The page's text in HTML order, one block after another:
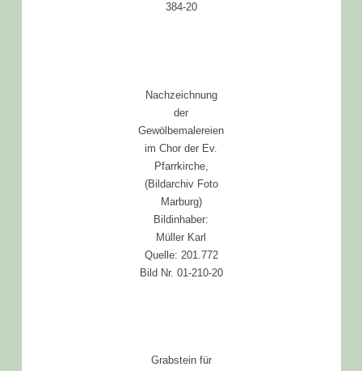
384-20
Nachzeichnung
der
Gewölbemalereien
im Chor der Ev.
Pfarrkirche,
(Bildarchiv Foto
Marburg)
Bildinhaber:
Müller Karl
Quelle: 201.772
Bild Nr. 01-210-20
Grabstein für